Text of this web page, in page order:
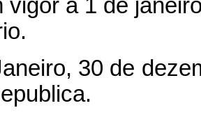
vigor a 1 de
30 de